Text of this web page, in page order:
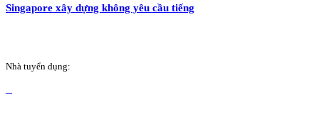
Singapore xây dựng không yêu cầu tiếng
Nhà tuyển dụng: